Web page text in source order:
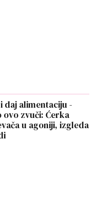
daj alimentaciju -
zvuči: Ćerka
u agoniji, izgleda